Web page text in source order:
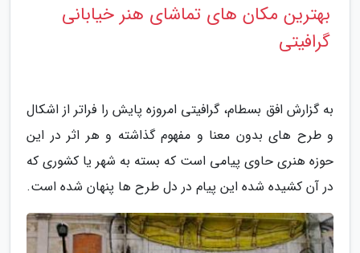
بهترین مکان های تماشای هنر خیابانی
گرافیتی
به گزارش افق بسطام، گرافیتی امروزه پایش را فراتر از اشکال
و طرح های بدون معنا و مفهوم گذاشته و هر اثر در این
حوزه هنری حاوی پیامی است که بسته به شهر یا کشوری که
در آن کشیده شده این پیام در دل طرح ها پنهان شده است.